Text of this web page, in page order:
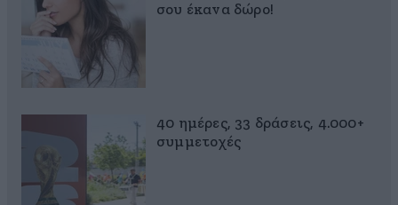
σου έκανα δώρο!
40 ημέρες, 33 δράσεις, 4.000+
συμμετοχές